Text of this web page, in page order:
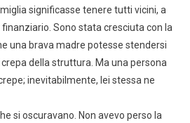
significasse tenere tutti vicini, a
Sono stata cresciuta con la
una brava madre potesse stendersi
della struttura. Ma una persona
inevitabilmente, lei stessa ne
si oscuravano. Non avevo perso la